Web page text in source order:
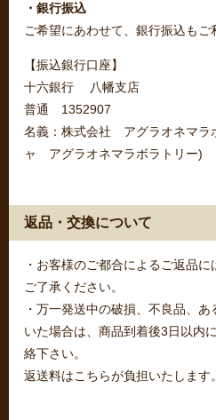
・銀行振込
ご希望にあわせて、銀行振込もご
【振込銀行口座】
十六銀行 八幡支店
普通 1352907
名義：株式会社 アグラオネマラ
ャ アグラオネマラボラトリー)
返品・交換について
・お客様のご都合によるご返品
ご了承ください。
・万一発送中の破損、不良品、
いた場合は、商品到着後3日以内
絡下さい。
返送料はこちらが負担いたします。